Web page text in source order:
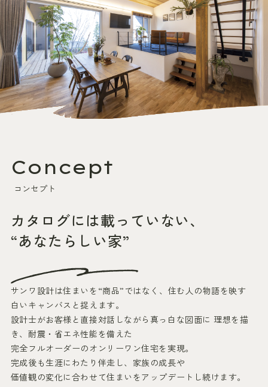
Concept
コンセプト
カタログには載っていない、
“あなたらしい家”
サンワ設計は住まいを“商品”ではなく、住む人の物語を映す
白いキャンバスと捉えます。
設計士がお客様と直接対話しながら真っ白な図面に 理想を描
き、耐震・省エネ性能を備えた
完全フルオーダーのオンリーワン住宅を実現。
完成後も生涯にわたり伴走し、家族の成長や
価値観の変化に合わせて住まいをアップデートし続けます。